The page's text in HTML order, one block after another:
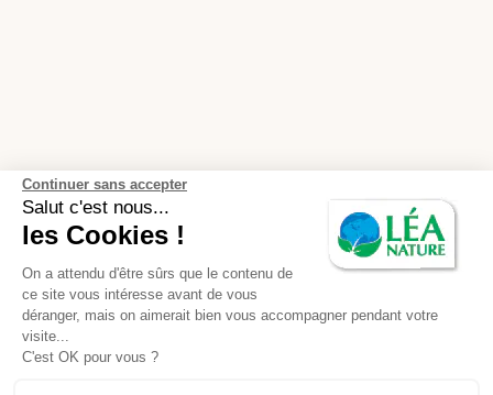
Continuer sans accepter
Salut c'est nous...
les Cookies !
On a attendu d'être sûrs que le contenu de
ce site vous intéresse avant de vous
déranger, mais on aimerait bien vous accompagner pendant votre
visite...
C'est OK pour vous ?